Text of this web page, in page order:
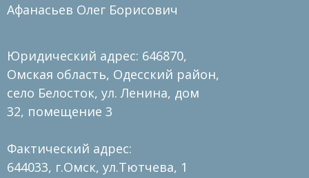
Афанасьев Олег Борисович
Юридический адрес: 646870,
Омская область, Одесский район,
село Белосток, ул. Ленина, дом
32, помещение 3
Фактический адрес:
644033, г.Омск, ул.Тютчева, 1